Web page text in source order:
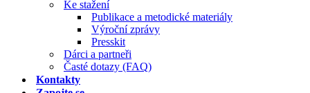
Ke stažení
Publikace a metodické materiály
Výroční zprávy
Presskit
Dárci a partneři
Časté dotazy (FAQ)
Kontakty